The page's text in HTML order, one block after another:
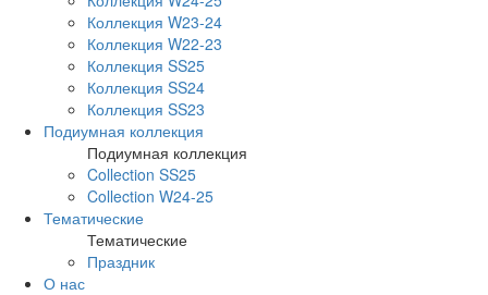
Коллекция W23-24
Коллекция W22-23
Коллекция SS25
Коллекция SS24
Коллекция SS23
Подиумная коллекция
Подиумная коллекция
Collection SS25
Collection W24-25
Тематические
Тематические
Праздник
О нас